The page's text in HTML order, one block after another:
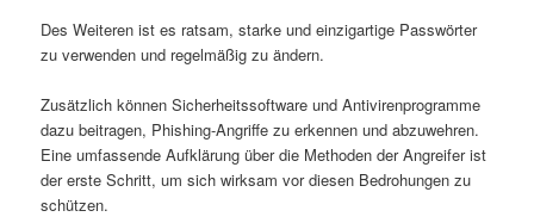
Des Weiteren ist es ratsam, starke und einzigartige Passwörter
zu verwenden und regelmäßig zu ändern.
Zusätzlich können Sicherheitssoftware und Antivirenprogramme
dazu beitragen, Phishing-Angriffe zu erkennen und abzuwehren.
Eine umfassende Aufklärung über die Methoden der Angreifer ist
der erste Schritt, um sich wirksam vor diesen Bedrohungen zu
schützen.